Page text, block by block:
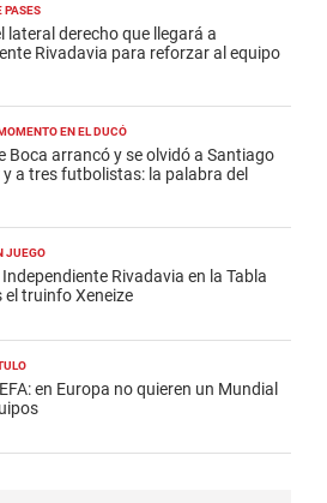
PASES
lateral derecho que llegará a
Rivadavia para reforzar al equipo
EN EL DUCÓ
Boca arrancó y se olvidó a Santiago
a tres futbolistas: la palabra del
JUEGO
Rivadavia en la Tabla
el truinfo Xeneize
en Europa no quieren un Mundial